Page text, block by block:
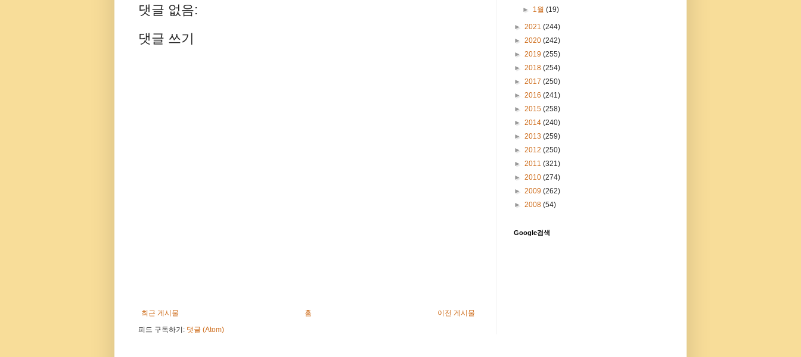
댓글 없음:
댓글 쓰기
최근 게시물 이전 게시물
홈
피드 구독하기: 댓글 (Atom)
► 1월(19)
► 2021 (244)
► 2020 (242)
► 2019 (255)
► 2018 (254)
► 2017 (250)
► 2016 (241)
► 2015 (258)
► 2014 (240)
► 2013 (259)
► 2012 (250)
► 2011 (321)
► 2010 (274)
► 2009 (262)
► 2008 (54)
Google검색